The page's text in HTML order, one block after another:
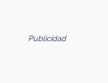
Publicidad